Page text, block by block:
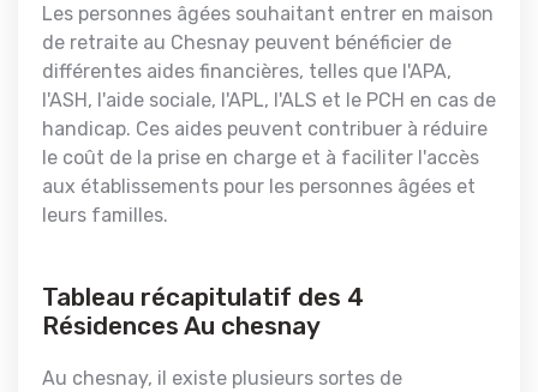
Les personnes âgées souhaitant entrer en maison
de retraite au Chesnay peuvent bénéficier de
différentes aides financières, telles que l'APA,
l'ASH, l'aide sociale, l'APL, l'ALS et le PCH en cas de
handicap. Ces aides peuvent contribuer à réduire
le coût de la prise en charge et à faciliter l'accès
aux établissements pour les personnes âgées et
leurs familles.
Tableau récapitulatif des 4
Résidences Au chesnay
Au chesnay, il existe plusieurs sortes de